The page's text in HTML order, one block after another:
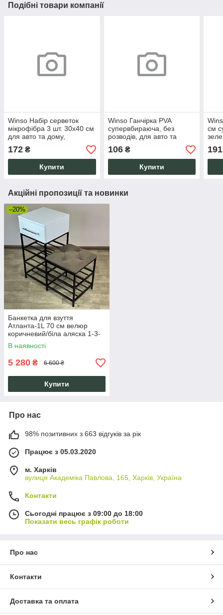
Подібні товари компанії
Winso Набір серветок
мікрофібра 3 шт. 30х40 см
для авто та дому,
розводів та ворсинок.
172 ₴
Купити
Winso Ганчірка PVA
супервбираюча, без
розводів, для авто та
зелена
106₴
Купити
см
191
Акційні пропозиції та новинки
–20%
Банкетка для взуття
Атланта-1L 70 см велюр
коричневий/біла аляска 1-3-
9005
В наявності
5 280 ₴ 6 600 ₴
Купити
Про нас
98% позитивних з 663 відгуків за рік
Працює з 05.03.2020
м. Харків
вулиця Академіка Павлова, 165, Харків, Україна
Контакти
Сьогодні працює з 09:00 до 18:00
Показати весь графік роботи
Про нас
Контакти
Доставка та оплата